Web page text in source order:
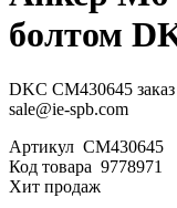
болтом
DKC CM430645
sale@ie-spb.com
Артикул CM430645
Код товара 9778971
Хит продаж